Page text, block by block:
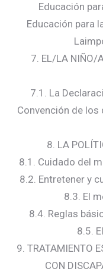
Educación
Educación para
7. EL/LA NIÑO/
7.1. La
Convención de los
8. LA
8.1. Cuidado del
8.2. Entretener y
8.3. El
8.4. Reglas
8.5.
9. TRATAMIENTO
CON